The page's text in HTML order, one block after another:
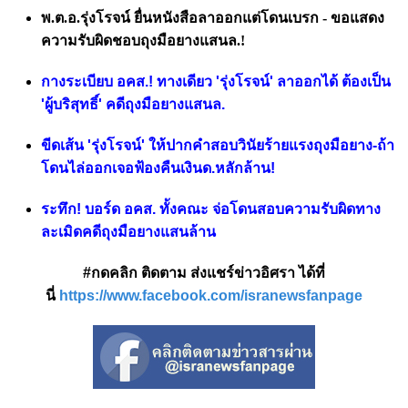
พ.ต.อ.รุ่งโรจน์ ยื่นหนังสือลาออกแต่โดนเบรก - ขอแสดง
ความรับผิดชอบถุงมือยางแสนล.!
กางระเบียบ อคส.! ทางเดียว 'รุ่งโรจน์' ลาออกได้ ต้องเป็น
'ผู้บริสุทธิ์' คดีถุงมือยางแสนล.
ขีดเส้น 'รุ่งโรจน์' ให้ปากคำสอบวินัยร้ายแรงถุงมือยาง-ถ้า
โดนไล่ออกเจอฟ้องคืนเงินด.หลักล้าน!
ระทึก! บอร์ด อคส. ทั้งคณะ จ่อโดนสอบความรับผิดทาง
ละเมิดคดีถุงมือยางแสนล้าน
#กดคลิก ติดตาม ส่งแชร์ข่าวอิศรา ได้ที่
นี่ https://www.facebook.com/isranewsfanpage